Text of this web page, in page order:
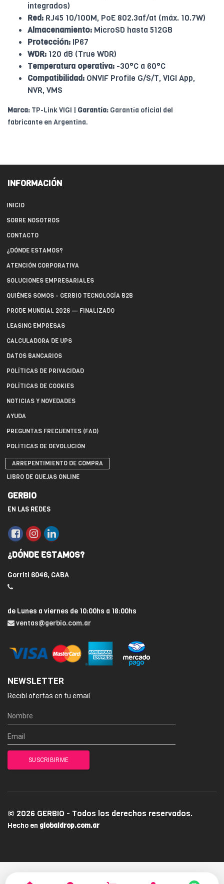
integrados)
Red: RJ45 10/100M, PoE 802.3af/at (máx. 10.7W)
Almacenamiento: MicroSD hasta 512GB
Protección: IP67
WDR: 120 dB (True WDR)
Temperatura operativa: -30°C a 60°C
Compatibilidad: ONVIF Profile G/S/T, VIGI App,
NVR, VMS
Marca: TP-Link VIGI | Garantía: Garantía oficial del
fabricante en Argentina.
INFORMACIÓN
INICIO
SOBRE NOSOTROS
CONTACTO
¿DÓNDE ESTAMOS?
ATENCIÓN CORPORATIVA
SOLUCIONES EMPRESARIALES
QUIÉNES SOMOS - GERBIO TECNOLOGÍA B2B
PRODE MUNDIAL 2026 — FINALIZADO
LEASING EMPRESAS
CALCULADORA DE UPS
DATOS BANCARIOS
POLÍTICAS DE PRIVACIDAD
POLÍTICAS DE COOKIES
NOTICIAS Y NOVEDADES
AYUDA
PREGUNTAS FRECUENTES (FAQ)
POLÍTICAS DE DEVOLUCIÓN
ARREPENTIMIENTO DE COMPRA
LIBRO DE QUEJAS ONLINE
GERBIO
EN LAS REDES
¿DÓNDE ESTAMOS?
Gorriti 6046, CABA
de Lunes a viernes de 10:00hs a 18:00hs
ventas@gerbio.com.ar
NEWSLETTER
Recibí ofertas en tu email
© 2026 GERBIO - Todos los derechos reservados.
Hecho en globaldrop.com.ar